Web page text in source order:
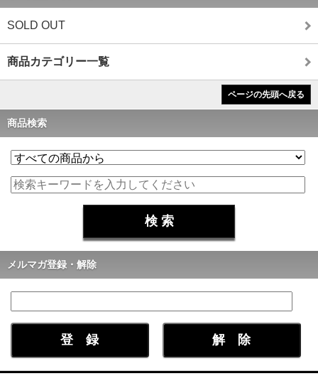
SOLD OUT
商品カテゴリー一覧
ページの先頭へ戻る
商品検索
メルマガ登録・解除